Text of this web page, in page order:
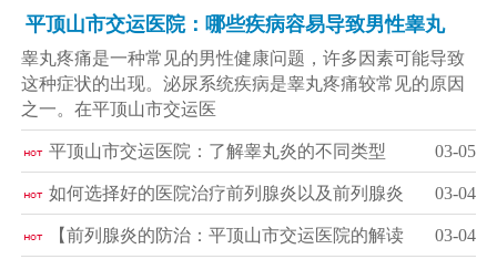
平顶山市交运医院：哪些疾病容易导致男性睾丸
睾丸疼痛是一种常见的男性健康问题，许多因素可能导致
这种症状的出现。泌尿系统疾病是睾丸疼痛较常见的原因
之一。在平顶山市交运医
平顶山市交运医院：了解睾丸炎的不同类型 03-05
如何选择好的医院治疗前列腺炎以及前列腺炎 03-04
【前列腺炎的防治：平顶山市交运医院的解读 03-04